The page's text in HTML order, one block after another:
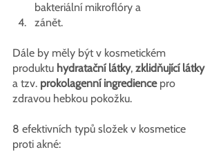
bakteriální mikroflóry a
zánět.
Dále by měly být v kosmetickém
produktu hydratační látky, zklidňující látky
a tzv. prokolagenní ingredience pro
zdravou hebkou pokožku.
8 efektivních typů složek v kosmetice
proti akné: